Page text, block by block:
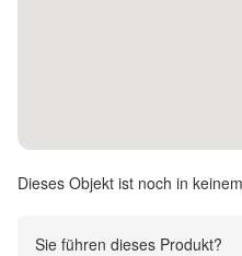
English
Deutsch
Dieses Objekt ist noch in
Sie führen dieses Produkt?